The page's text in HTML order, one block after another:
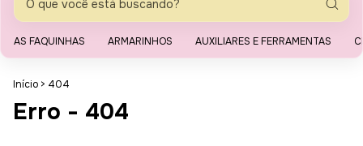
AS FAQUINHAS ARMARINHOS AUXILIARES E FERRAMENTAS
Início > 404
Erro - 404